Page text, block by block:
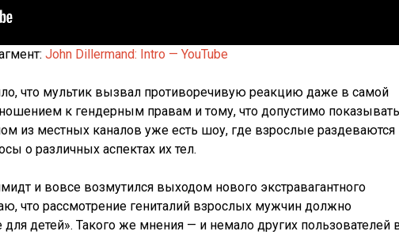
John Dillermand: Intro — YouTube
что мультик вызвал противоречивую реакцию даже в самой
к гендерным правам и тому, что допустимо показывать
из местных каналов уже есть шоу, где взрослые раздеваются
о различных аспектах их тел.
и вовсе возмутился выходом нового экстравагантного
что рассмотрение гениталий взрослых мужчин должно
детей». Такого же мнения — и немало других пользователей